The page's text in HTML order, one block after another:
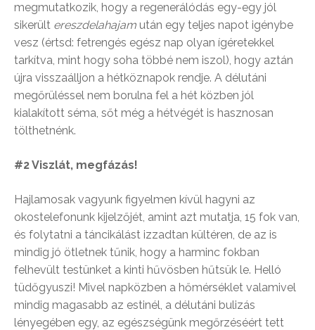
megmutatkozik, hogy a regenerálódás egy-egy jól
sikerült ereszdelahajam után egy teljes napot igénybe
vesz (értsd: fetrengés egész nap olyan ígéretekkel
tarkítva, mint hogy soha többé nem iszol), hogy aztán
újra visszaálljon a hétköznapok rendje. A délutáni
megőrüléssel nem borulna fel a hét közben jól
kialakított séma, sőt még a hétvégét is hasznosan
tölthetnénk.
#2 Viszlát, megfázás!
Hajlamosak vagyunk figyelmen kívül hagyni az
okostelefonunk kijelzőjét, amint azt mutatja, 15 fok van,
és folytatni a táncikálást izzadtan kültéren, de az is
mindig jó ötletnek tűnik, hogy a harminc fokban
felhevült testünket a kinti hűvösben hűtsük le. Helló
tüdőgyuszi! Mivel napközben a hőmérséklet valamivel
mindig magasabb az estinél, a délutáni bulizás
lényegében egy, az egészségünk megőrzéséért tett